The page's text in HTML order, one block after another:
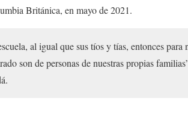
Británica, en mayo de 2021.
al igual que sus tíos y tías, entonces para
son de personas de nuestras propias